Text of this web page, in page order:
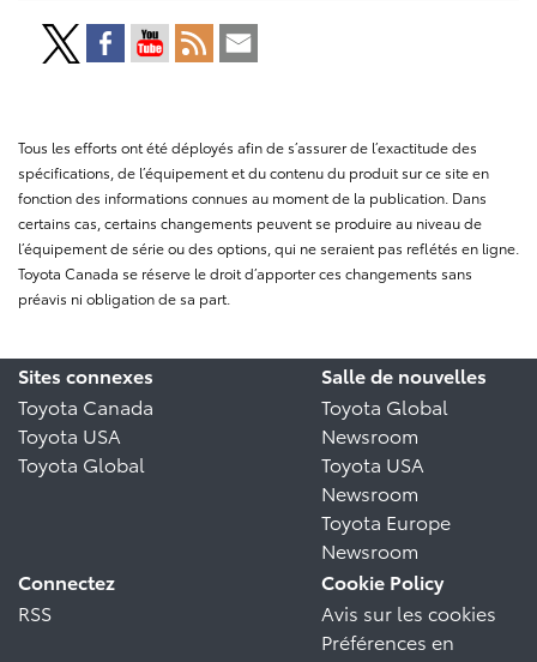
Tous les efforts ont été déployés afin de s’assurer de l’exactitude des
spécifications, de l’équipement et du contenu du produit sur ce site en
fonction des informations connues au moment de la publication. Dans
certains cas, certains changements peuvent se produire au niveau de
l’équipement de série ou des options, qui ne seraient pas reflétés en ligne.
Toyota Canada se réserve le droit d’apporter ces changements sans
préavis ni obligation de sa part.
Sites connexes
Toyota Canada
Toyota USA
Toyota Global
Salle de nouvelles
Toyota Global
Newsroom
Toyota USA
Newsroom
Toyota Europe
Newsroom
Connectez
RSS
Cookie Policy
Avis sur les cookies
Préférences en